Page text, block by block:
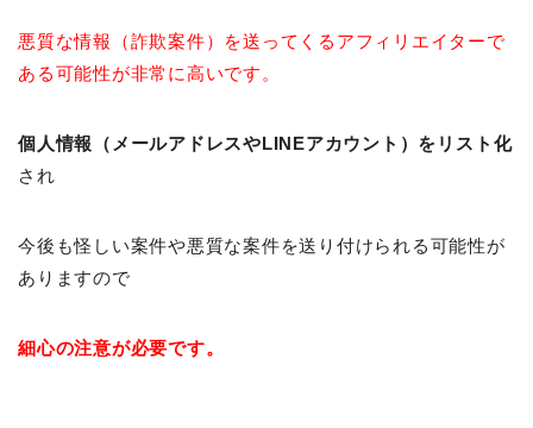
悪質な情報（詐欺案件）を送ってくるアフィリエイターで
ある可能性が非常に高いです。
個人情報（メールアドレスやLINEアカウント）をリスト化
され
今後も怪しい案件や悪質な案件を送り付けられる可能性が
ありますので
細心の注意が必要です。